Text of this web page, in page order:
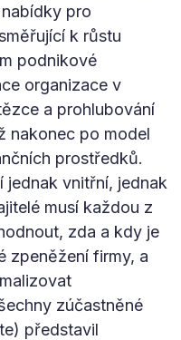
pro
k růstu
podnikové
organizace v
a prohlubování
nakonec po model
prostředků.
vnitřní, jednak
musí každou z
zda a kdy je
zpeněžení firmy, a
zúčastněné
představil